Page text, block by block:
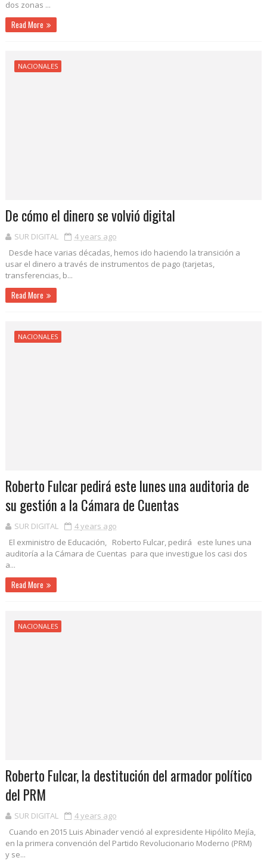
dos zonas ...
Read More
NACIONALES
De cómo el dinero se volvió digital
SUR DIGITAL
4 years ago
Desde hace varias décadas, hemos ido haciendo la transición a
usar el dinero a través de instrumentos de pago (tarjetas,
transferencias, b...
Read More
NACIONALES
Roberto Fulcar pedirá este lunes una auditoria de
su gestión a la Cámara de Cuentas
SUR DIGITAL
4 years ago
El exministro de Educación, Roberto Fulcar, pedirá este lunes una
auditoría a la Cámara de Cuentas para que investigue los casi dos
a...
Read More
NACIONALES
Roberto Fulcar, la destitución del armador político
del PRM
SUR DIGITAL
4 years ago
Cuando en 2015 Luis Abinader venció al expresidente Hipólito Mejía,
en la primera convención del Partido Revolucionario Moderno (PRM)
y se...